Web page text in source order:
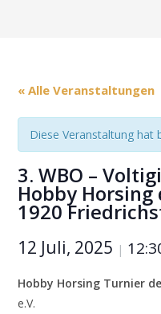
« Alle Veranstaltungen
Diese Veranstaltung hat
3. WBO –
Hobby Horsing
1920
12 Juli, 2025 |
Hobby Horsing Turnier
e.V.